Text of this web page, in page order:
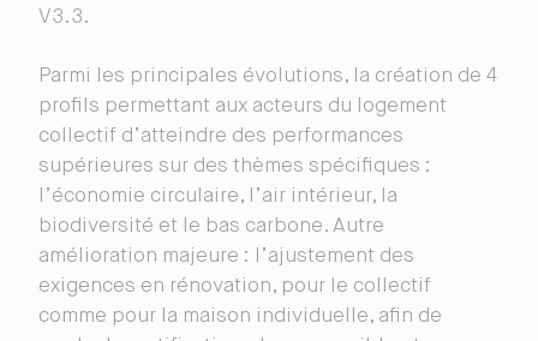
V3.3.
Parmi les principales évolutions, la création de 4
profils permettant aux acteurs du logement
collectif d’atteindre des performances
supérieures sur des thèmes spécifiques :
l’économie circulaire, l’air intérieur, la
biodiversité et le bas carbone. Autre
amélioration majeure : l’ajustement des
exigences en rénovation, pour le collectif
comme pour la maison individuelle, afin de